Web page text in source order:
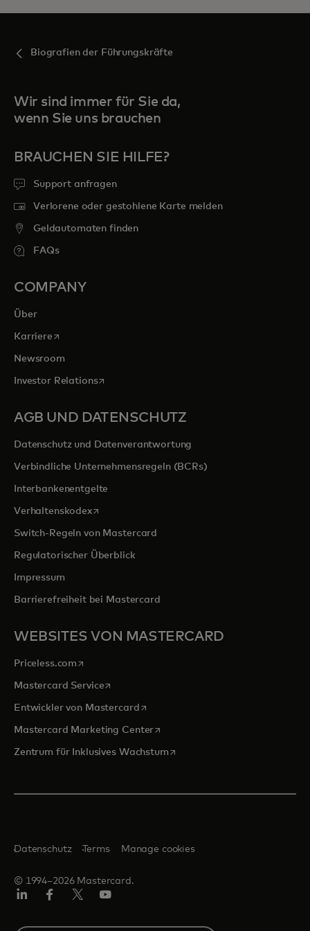
Biografien der Führungskräfte
Wir sind immer für Sie da,
wenn Sie uns brauchen
BRAUCHEN SIE HILFE?
Support anfragen
Verlorene oder gestohlene Karte melden
Geldautomaten finden
FAQs
COMPANY
Über
Karrierewird in einer neuen Registerkarte geöffnet
Newsroom
Investor Relationswird in einer neuen Registerkarte geöffnet
AGB UND DATENSCHUTZ
Datenschutz und Datenverantwortung
Verbindliche Unternehmensregeln (BCRs)
Interbankenentgelte
Verhaltenskodexwird in einer neuen Registerkarte geöffnet
Switch-Regeln von Mastercard
Regulatorischer Überblick
Impressum
Barrierefreiheit bei Mastercard
WEBSITES VON MASTERCARD
Priceless.com wird in einer neuen Registerkarte geöffnet
Mastercard Servicewird in einer neuen Registerkarte geöffnet
Entwickler von Mastercardwird in einer neuen Registerkarte
Mastercard Marketing Centerwird in einer neuen
Zentrum für Inklusives Wachstumwird in einer neuen
© 1994–2026 Mastercard.
Datenschutz Terms Manage cookies